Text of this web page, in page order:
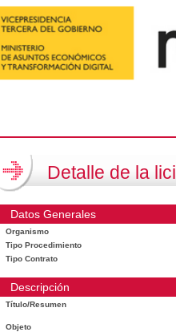
Detalle de la
Datos Generales
Organismo
Tipo Procedimiento
Tipo Contrato
Descripción
Título/Resumen
Objeto